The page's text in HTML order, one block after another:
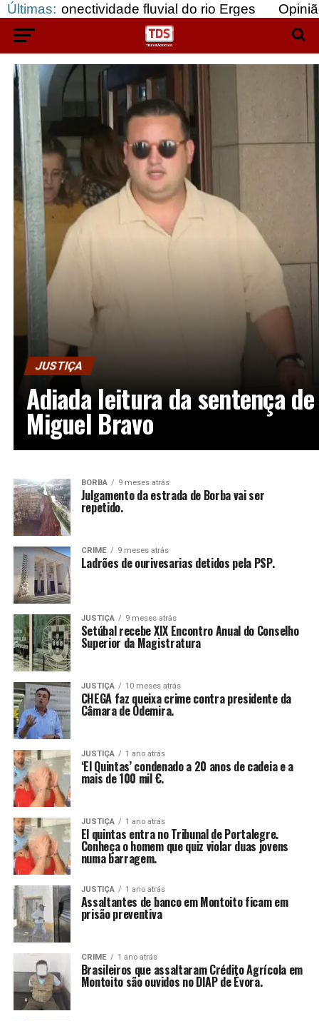
Últimas:
conectividade fluvial do rio Erges Opinião:
JUSTIÇA
Adiada leitura da sentença de
Miguel Bravo
BORBA 9 meses atrás
Julgamento da estrada de Borba vai ser
repetido.
CRIME 9 meses atrás
Ladrões de ourivesarias detidos pela PSP.
JUSTIÇA 9 meses atrás
Setúbal recebe XIX Encontro Anual do Conselho
Superior da Magistratura
JUSTIÇA 10 meses atrás
CHEGA faz queixa crime contra presidente da
Câmara de Odemira.
JUSTIÇA 1 ano atrás
‘El Quintas’ condenado a 20 anos de cadeia e a
mais de 100 mil €.
JUSTIÇA 1 ano atrás
El quintas entra no Tribunal de Portalegre.
Conheça o homem que quiz violar duas jovens
numa barragem.
JUSTIÇA 1 ano atrás
Assaltantes de banco em Montoito ficam em
prisão preventiva
CRIME 1 ano atrás
Brasileiros que assaltaram Crédito Agrícola em
Montoito são ouvidos no DIAP de Évora.